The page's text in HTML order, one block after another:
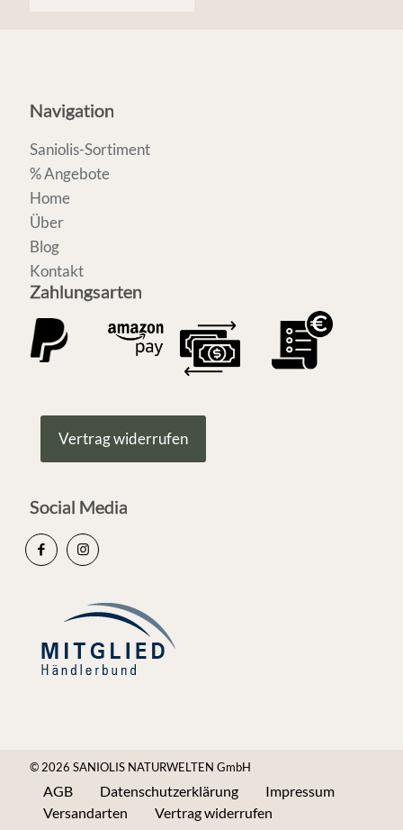
Navigation
Saniolis-Sortiment
% Angebote
Home
Über
Blog
Kontakt
Zahlungsarten
Vertrag widerrufen
Social Media
© 2026 SANIOLIS NATURWELTEN GmbH
AGB Datenschutzerklärung
Impressum
Versandarten
Vertrag widerrufen